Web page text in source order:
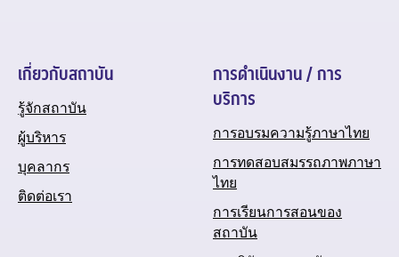
เกี่ยวกับสถาบัน
รู้จักสถาบัน
ผู้บริหาร
บุคลากร
ติดต่อเรา
การดำเนินงาน / การ
บริการ
การอบรมความรู้ภาษาไทย
การทดสอบสมรรถภาพภาษา
ไทย
การเรียนการสอนของ
สถาบัน